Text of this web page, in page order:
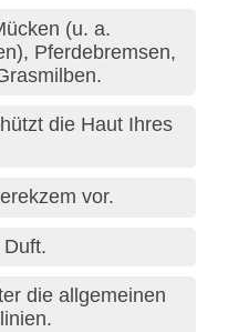
(u. a.
Pferdebremsen,
die Haut Ihres
vor.
die allgemeinen